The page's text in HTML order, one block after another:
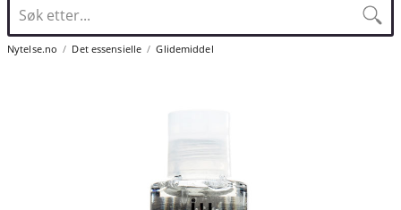
Nytelse.no Det essensielle Glidemiddel